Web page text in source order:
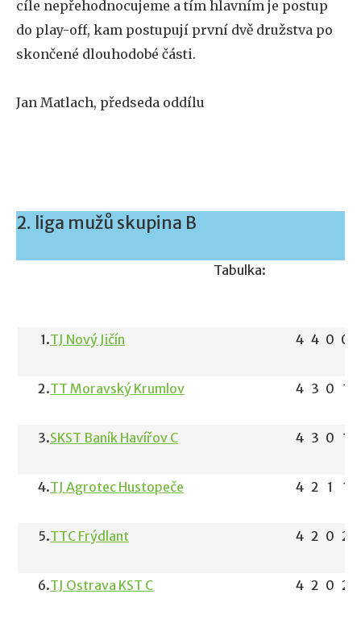
cíle nepřehodnocujeme a tím hlavním je postup
do play-off, kam postupují první dvě družstva po
skončené dlouhodobé části.
Jan Matlach, předseda oddílu
2. liga mužů skupina B
Tabulka:
1.TJ Nový Jičín 4 4 0 0
2.TT Moravský Krumlov 4 3 0 1
3.SKST Baník Havířov C 4 3 0 1
4.TJ Agrotec Hustopeče 4 2 1 1
5.TTC Frýdlant 4 2 0 2
6.TJ Ostrava KST C 4 2 0 2